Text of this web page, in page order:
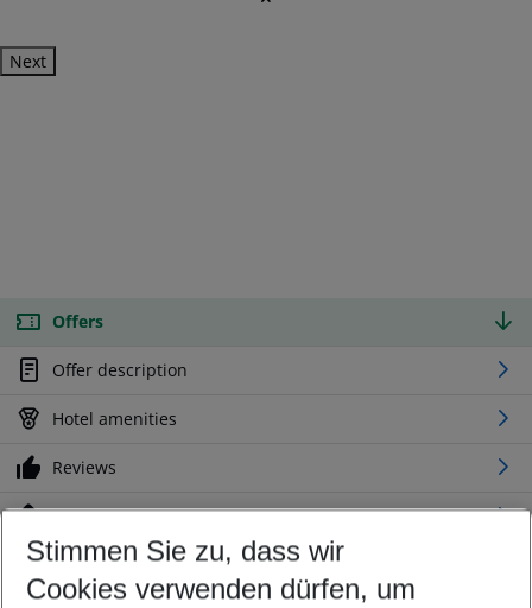
Next
Offers
Offer description
Hotel amenities
Reviews
Location
Customize your offer
Stimmen Sie zu, dass wir
Cookies verwenden dürfen, um